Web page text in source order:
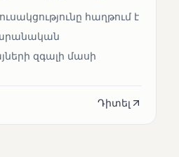
հաղթում է
զգալի մասի
Դիտել